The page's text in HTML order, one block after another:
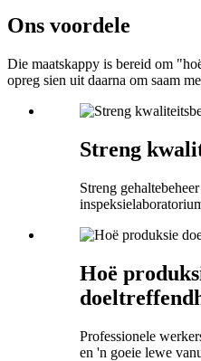
Ons voordele
Die maatskappy is bereid om
opreg sien uit daarna om saam
Streng
Streng
Hoë
Professionele
en 'n goeie lewe